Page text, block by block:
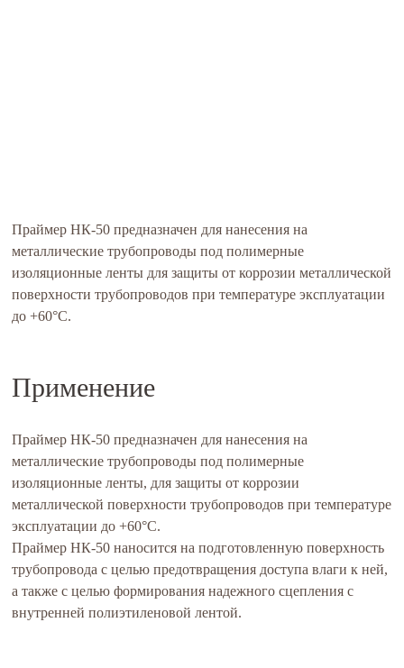
Праймер НК-50 предназначен для нанесения на
металлические трубопроводы под полимерные
изоляционные ленты для защиты от коррозии металлической
поверхности трубопроводов при температуре эксплуатации
до +60°C.
Применение
Праймер НК-50 предназначен для нанесения на
металлические трубопроводы под полимерные
изоляционные ленты, для защиты от коррозии
металлической поверхности трубопроводов при температуре
эксплуатации до +60°C.
Праймер НК-50 наносится на подготовленную поверхность
трубопровода с целью предотвращения доступа влаги к ней,
а также с целью формирования надежного сцепления с
внутренней полиэтиленовой лентой.